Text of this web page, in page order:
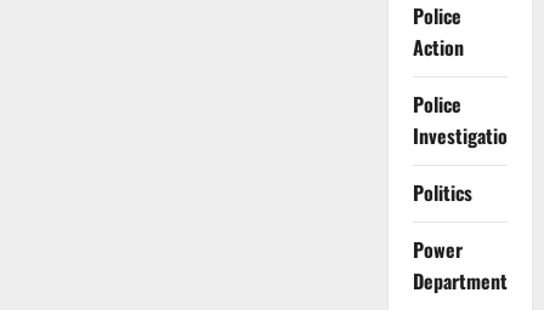
Police
Action
Police
Investigation
Politics
Power
Department